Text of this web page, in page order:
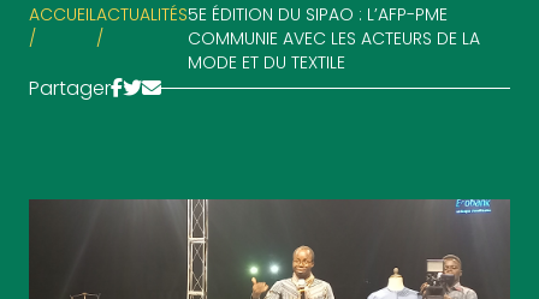
ACCUEIL
/
ACTUALITÉS
/
5E ÉDITION DU SIPAO : L’AFP-PME
COMMUNIE AVEC LES ACTEURS DE LA
MODE ET DU TEXTILE
Partager